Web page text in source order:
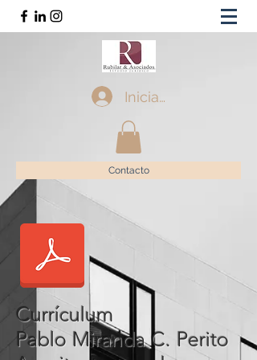
Iniciar sesión
Contacto
Currículum
Pablo Miranda C. Perito